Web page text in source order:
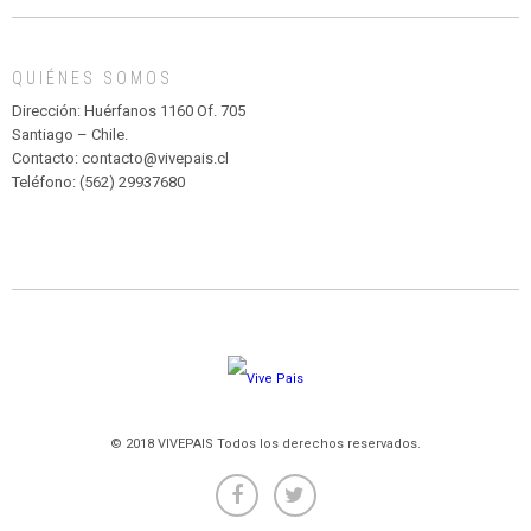
MADAGASCAR
PARQUE
HURATDO
QUIÉNES SOMOS
Dirección: Huérfanos 1160 Of. 705
Santiago – Chile.
Contacto: contacto@vivepais.cl
Teléfono: (562) 29937680
© 2018 VIVEPAIS Todos los derechos reservados.